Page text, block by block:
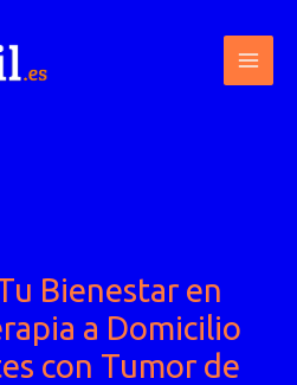
Bienestar en
a Domicilio
con Tumor de